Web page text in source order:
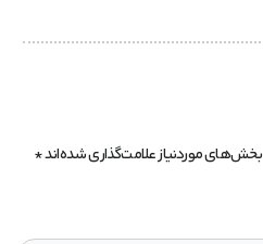
بخش‌های موردنیاز علامت‌گذاری شده‌اند*